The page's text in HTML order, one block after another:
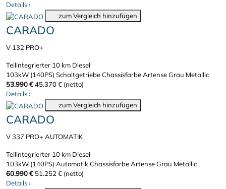
Details›
zum Vergleich hinzufügen
CARADO
V 132 PRO+
Teilintegrierter 10 km Diesel
103kW (140PS) SchaltgetriebeChassisfarbe Artense Grau Metallic
53.990 €45.370 € (netto)
Details›
zum Vergleich hinzufügen
CARADO
V 337 PRO+ AUTOMATIK
Teilintegrierter 10 km Diesel
103kW (140PS) AutomatikChassisfarbe Artense Grau Metallic
60.990 € 51.252 € (netto)
Details›